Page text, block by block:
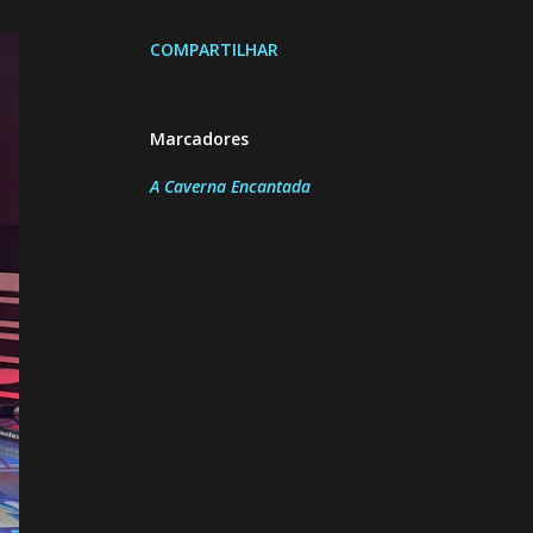
COMPARTILHAR
Marcadores
A Caverna Encantada